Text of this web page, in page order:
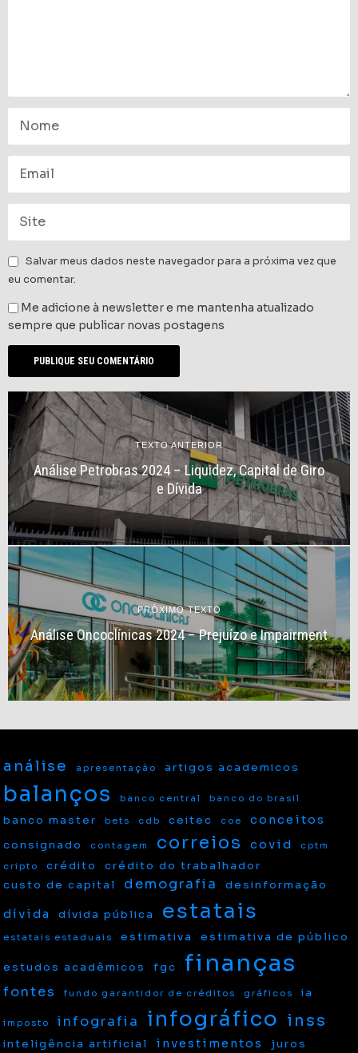
Salvar meus dados neste navegador para a próxima vez que
eu comentar.
Me adicione à newsletter e me mantenha atualizado
sempre que publicar novas postagens
TEXTO ANTERIOR
Análise Petrobras 2024 – Liquidez, Capital de Giro
e Dívida
PRÓXIMO TEXTO
Análise Oncoclínicas 2024 – Prejuízo e Impairment
análise apresentação artigos academicos
balanços banco central banco do brasil
banco master bets cdb ceitec coe conceitos
consignado contagem correios covid
cptm
cripto
crédito
crédito do trabalhador
custo de capital
demografia desinformação
dívida dívida pública estatais
estatais estaduais estimativa estimativa de público
estudos acadêmicos fgc finanças
fontes fundo garantidor de créditos gráficos ia
imposto infografia infográfico inss
inteligência artificial investimentos juros